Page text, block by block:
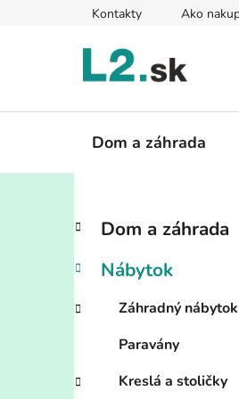
Kontakty Ako
Dom a záhrada
B
č
ý
n
Preskočiť
kategórie
K
a
e
ó
e
Dom a záhrada
Nábytok
Záhradný nábytok
Paravány
Kreslá a stoličky